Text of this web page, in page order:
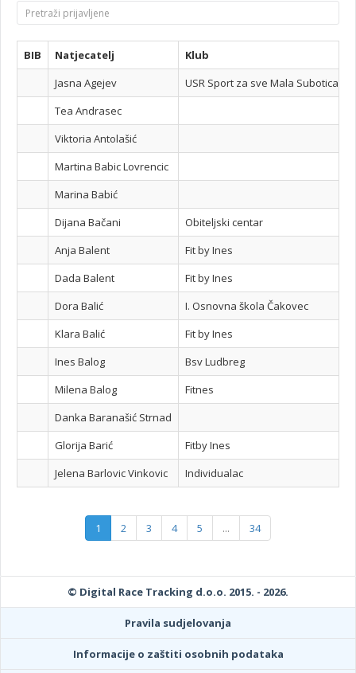
BIB Natjecatelj
Klub
Jasna Agejev
USR Sport za sve Mala Subotica
Tea Andrasec
Viktoria Antolašić
Martina Babic Lovrencic
Marina Babić
Dijana Bačani
Obiteljski centar
Anja Balent
Fit by Ines
Dada Balent
Fit by Ines
Dora Balić
I. Osnovna škola Čakovec
Klara Balić
Fit by Ines
Ines Balog
Bsv Ludbreg
Milena Balog
Fitnes
Danka Baranašić Strnad
Glorija Barić
Fitby Ines
Jelena Barlovic Vinkovic
Individualac
1 2 3 4 5 ... 34
© Digital Race Tracking d.o.o. 2015. - 2026.
Pravila sudjelovanja
Informacije o zaštiti osobnih podataka